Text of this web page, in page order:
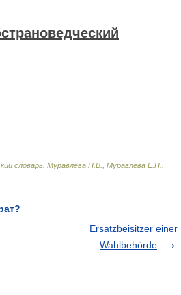
словарь Муравлева Н.В., Муравлева Е.Н.
Ersatzbeisitzer einer
Wahlbehörde